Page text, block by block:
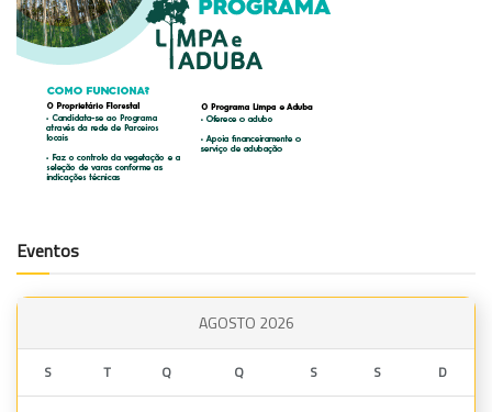
Eventos
AGOSTO 2026
S T Q Q S S D